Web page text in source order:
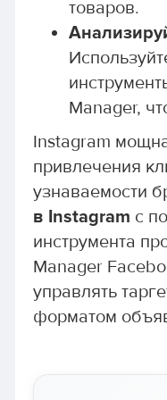
товаров.
Manager,
Instagram
привлечения
узнаваемости
в Instagram с
инструмента
Manager
управлять
форматом